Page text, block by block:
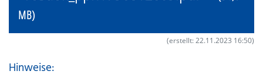
MB)
(erstellt: 22.11.2023 16:50)
Hinweise: